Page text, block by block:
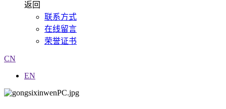
返回
联系方式
在线留言
荣誉证书
CN
EN